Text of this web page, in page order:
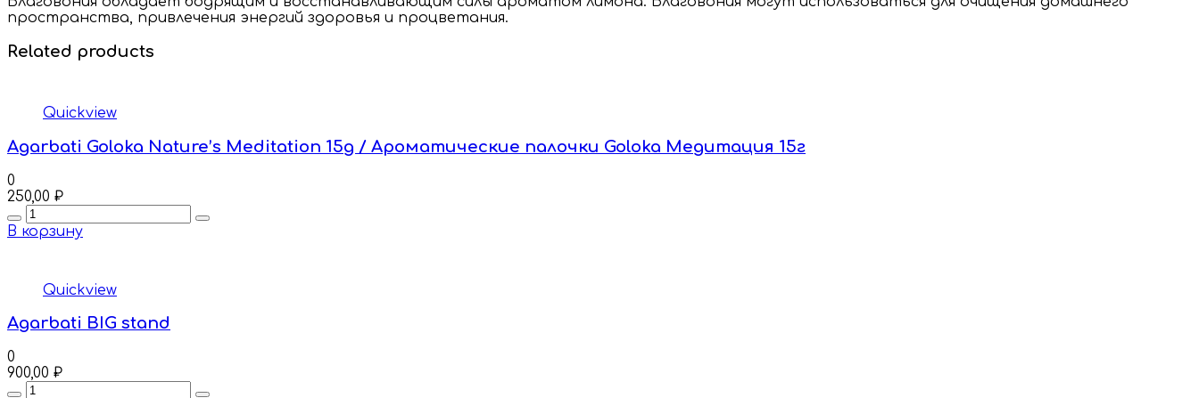
пространства, привлечения энергий здоровья и процветания.
Related products
Quickview
Agarbati Goloka Nature’s Meditation 15g / Ароматические палочки Goloka Медитация 15г
0
250,00 ₽
Quantity
В корзину
Quickview
Agarbati BIG stand
0
900,00 ₽
Quantity